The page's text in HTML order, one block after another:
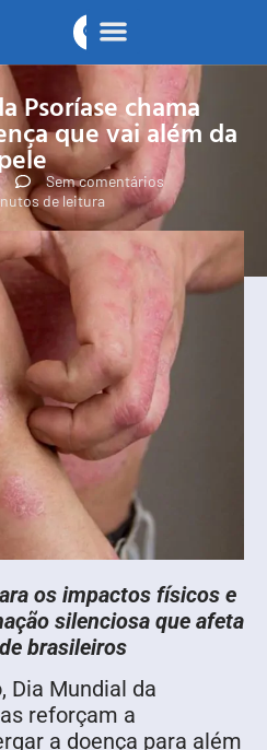
Psoríase chama
que vai além da
Sem comentários
de leitura
os impactos físicos e
silenciosa que afeta
brasileiros
Dia Mundial da
reforçam a
a doença para além